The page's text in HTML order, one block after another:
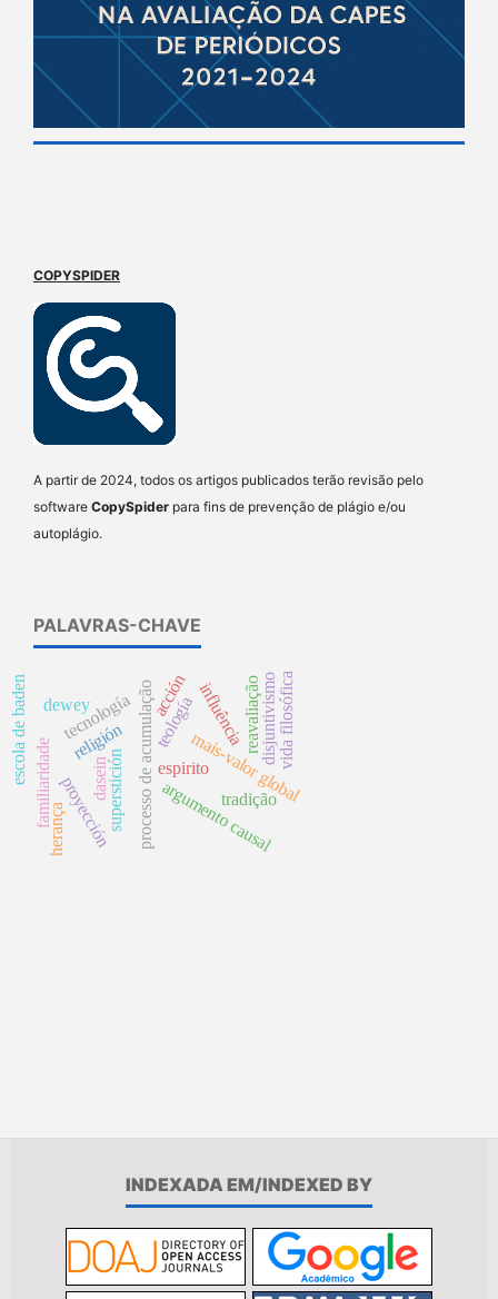
COPYSPIDER
A partir de 2024, todos os artigos publicados terão revisão pelo
software CopySpider para fins de prevenção de plágio e/ou
autoplágio.
PALAVRAS-CHAVE
argumento causal
superstición
proyección processo de acumulação mais-valor global
disjuntivismo
religión
tecnología
dewey teología
espirito
influência
familiaridade
escola de baden dasein
herança
reavaliação
tradição
acción vida filosófica
INDEXADA EM/INDEXED BY